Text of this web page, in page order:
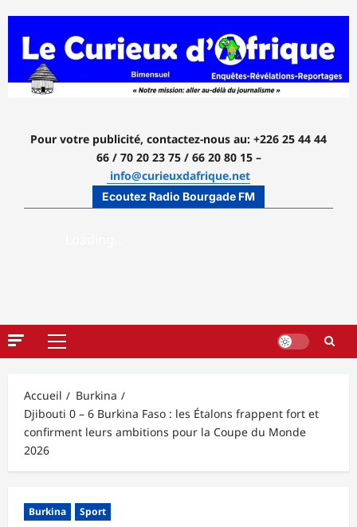
contenu
Pour votre publicité, contactez-nous au: +226 25 44 44
66 / 70 20 23 75 / 66 20 80 15 –
info@curieuxdafrique.net
Ecoutez Radio Bourgade FM
Menu
Accueil
Burkina
Djibouti 0 – 6 Burkina Faso : les Étalons frappent fort et
confirment leurs ambitions pour la Coupe du Monde
2026
Burkina Sport